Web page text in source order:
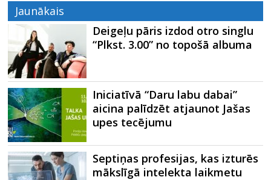
Jaunākais
Deigeļu pāris izdod otro singlu
“Plkst. 3.00” no topošā albuma
Iniciatīvā “Daru labu dabai”
aicina palīdzēt atjaunot Jašas
upes tecējumu
Septiņas profesijas, kas izturēs
mākslīgā intelekta laikmetu